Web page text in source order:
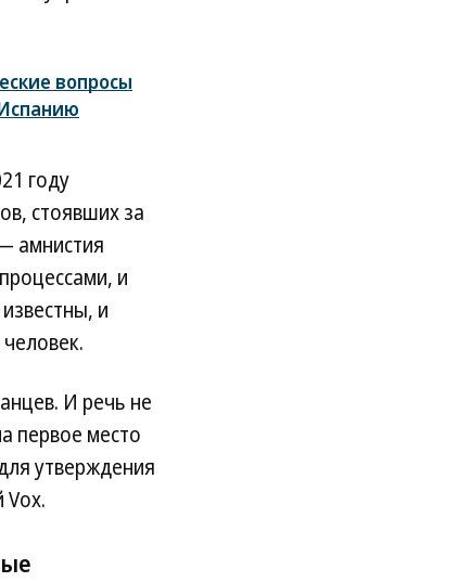
вопросы
году
стоявших за
амнистия
и
и
И речь не
первое место
утверждения
Vox.